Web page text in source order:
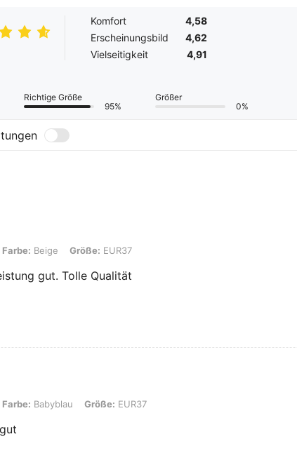
Komfort
4,58
Erscheinungsbild
4,62
Vielseitigkeit
4,91
Richtige Größe
95%
Größer
0%
Beige, Größe: EUR37
Farbe: Beige Größe: EUR37
gut. Tolle Qualität
Babyblau, Größe: EUR37
Farbe: Babyblau Größe: EUR37